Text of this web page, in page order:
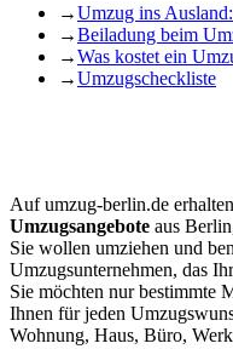
Umzug Berlin Kosten
Umzugsunternehmen
Günstiger Umzug
Umzug nach Bulgarien